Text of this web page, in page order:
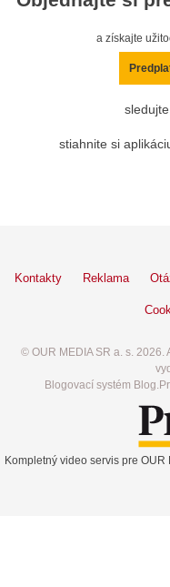
a získajte
stiahnite si
Kontakty Reklama
© OUR MEDIA SR a. s.
Blogovací systém
Kompletný video servis pre OUR